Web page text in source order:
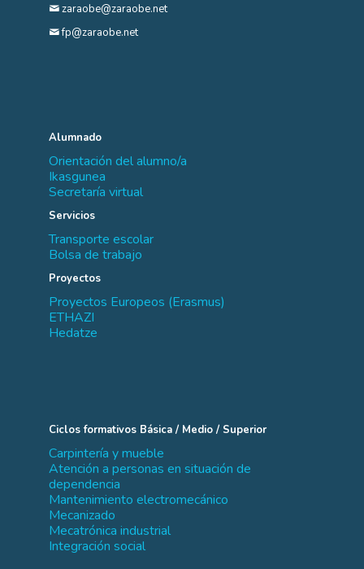
zaraobe@zaraobe.net
fp@zaraobe.net
Alumnado
Orientación del alumno/a
Ikasgunea
Secretaría virtual
Servicios
Transporte escolar
Bolsa de trabajo
Proyectos
Proyectos Europeos (Erasmus)
ETHAZI
Hedatze
Ciclos formativos Básica / Medio / Superior
Carpintería y mueble
Atención a personas en situación de
dependencia
Mantenimiento electromecánico
Mecanizado
Mecatrónica industrial
Integración social